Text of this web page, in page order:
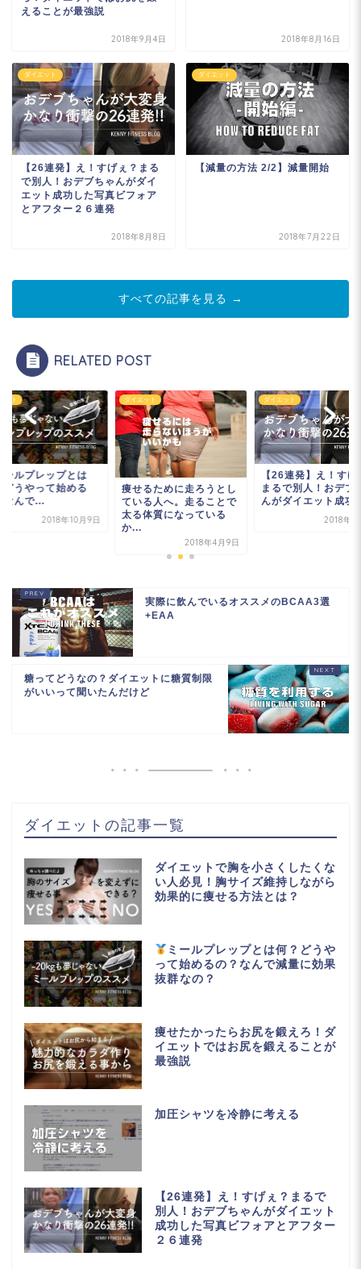
えることが最強説
2018年9月4日 2018年8月16日
ダイエット
【26連発】え！すげぇ？まる
で別人！おデブちゃんがダイ
エット成功した写真ビフォア
とアフター２６連発
2018年8月8日
ダイエット
【減量の方法 2/2】減量開始
2018年7月22日
すべての記事を見る →
RELATED POST
ット
ールプレップとは
どうやって始める
なんで...
2018年10月9日
ダイエット
痩せるために走ろうとし
ている人へ。走ることで
太る体質になっている
か...
2018年4月9日
ダイエット
【26連発】え！すげ
まるで別人！おデブ
んがダイエット成功
2018年8
実際に飲んでいるオススメのBCAA3選
+EAA
糖ってどうなの？ダイエットに糖質制限
がいいって聞いたんだけど
ダイエットの記事一覧
ダイエットで胸を小さくしたくな
い人必見！胸サイズ維持しながら
効果的に痩せる方法とは？
ミールプレップとは何？どうや
って始めるの？なんで減量に効果
抜群なの？
痩せたかったらお尻を鍛えろ！ダ
イエットではお尻を鍛えることが
最強説
加圧シャツを冷静に考える
【26連発】え！すげぇ？まるで
別人！おデブちゃんがダイエット
成功した写真ビフォアとアフター
２６連発